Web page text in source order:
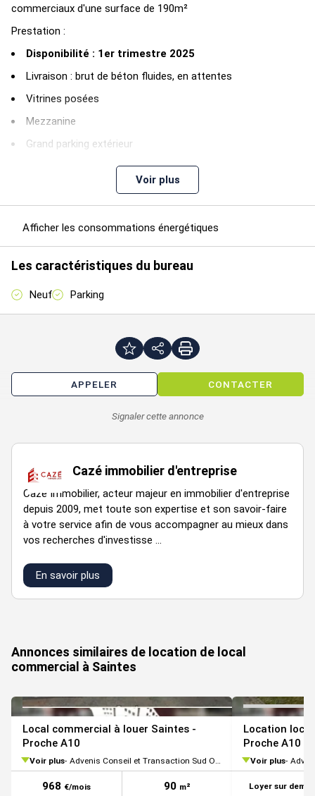
commerciaux d'une surface de 190m²
Prestation :
Disponibilité : 1er trimestre 2025
Livraison : brut de béton fluides, en attentes
Vitrines posées
Mezzanine
Grand parking extérieur
Les informations sur les risques auxquels ce bien est exposé
sont disponibles sur le site Géorisques :
www.georisques.gouv.fr
Les informations sur les risques auxquels ce bien est exposé
sont disponibles sur le site Géorisques :
Disponibilité : 1er trimestre 2025
A10
Disponibilité : Immédiate
Mezzanine
Loyer annuel : 22320 € HTHC
Type de bail : Commercial
divisibilité possible à partir de 260 m²
Voir plus
Afficher les consommations énergétiques
Les caractéristiques du bureau
Neuf Parking
APPELER CONTACTER
Signaler cette annonce
Cazé immobilier d'entreprise
Cazé Immobilier, acteur majeur en immobilier d'entreprise
depuis 2009, met toute son expertise et son savoir-faire
à votre service afin de vous accompagner au mieux dans
vos recherches d'investisse ...
En savoir plus
Annonces similaires de location de local
commercial à Saintes
Local commercial à louer Saintes -
Proche A10
Voir plus Advenis Conseil et Transaction Sud Ouest
968 €/mois 90 m²
Location
Proche A10
Voir plus
Loyer sur